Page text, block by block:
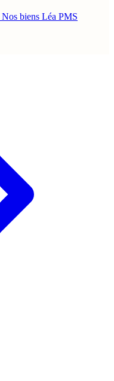
Nos biens Léa PMS